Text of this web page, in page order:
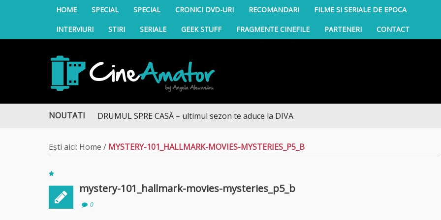
HOME SPECIAL SPECIAL CRONICI DVD-URI RECOMANDARI FILME SI SERIALE DE EPOCA
INTERVIURI STIRI SERIALE GEEK STUFF FRAGMENTE CINEFILE PARTENERI CONTACT
CineAmator
NOUTATIDRUMUL SPRE CASĂ – ultimul sezon te aduce la DIVA
Ești aici: Home / MYSTERY-101_HALLMARK-MOVIES-MYSTERIES_P5_B
mystery-101_hallmark-movies-mysteries_p5_b
0